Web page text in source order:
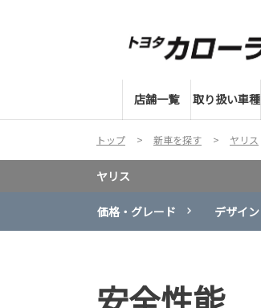
店舗一覧 取り扱い車種
トップ 新車を探す ヤリス
ヤリス
価格・グレード デザイン